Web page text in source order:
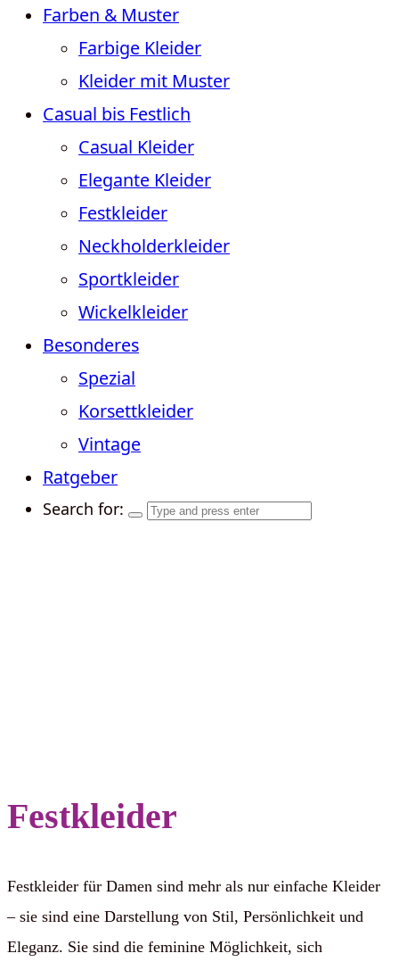
Farben & Muster
Farbige Kleider
Kleider mit Muster
Casual bis Festlich
Casual Kleider
Elegante Kleider
Festkleider
Neckholderkleider
Sportkleider
Wickelkleider
Besonderes
Spezial
Korsettkleider
Vintage
Ratgeber
Search for:
Festkleider
Festkleider für Damen sind mehr als nur einfache Kleider
– sie sind eine Darstellung von Stil, Persönlichkeit und
Eleganz. Sie sind die feminine Möglichkeit, sich